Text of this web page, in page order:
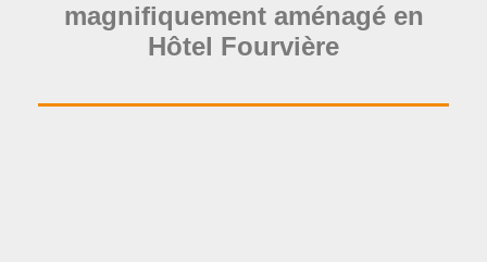
magnifiquement aménagé en
Hôtel Fourvière